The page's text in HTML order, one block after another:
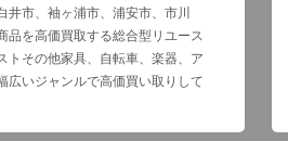
市、袖ヶ浦市、浦安市、市川
品を高価買取する総合型リユース
トその他家具、自転車、楽器、ア
広いジャンルで高価買い取りして